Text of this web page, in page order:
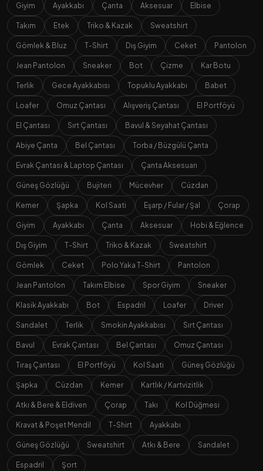
Giyim Ayakkabı Çanta Aksesuar Elbise
Takım Etek Triko & Kazak Sweatshirt
Gömlek & Bluz T-Shirt Dış Giyim Ceket Pantolon
Jean Pantolon Sneaker Bot Çizme Kar Botu
Terlik Gece Ayakkabısı Topuklu Ayakkabı Babet
Loafer Omuz Çantası Alışveriş Çantası El Portföyü
El Çantası Sırt Çantası Bavul & Seyahat Çantası
Abiye Çanta Bel Çantası Torba / Büzgülü Çanta
Evrak Çantası & Laptop Çantası Çanta Aksesuarı
Güneş Gözlüğü Bujiteri Mücevher Cüzdan
Kemer Şapka Kol Saati Eşarp / Fular / Şal Çorap
Giyim Ayakkabı Çanta Aksesuar Hobi & Eğlence
Dış Giyim T-Shirt Triko & Kazak Sweatshirt
Gömlek Ceket Polo Yaka T-Shirt Pantolon
Jean Pantolon Takım Elbise Spor Giyim Sneaker
Klasik Ayakkabı Bot Espadril Loafer Driver
Sandalet Terlik Smokin Ayakkabısı Sırt Çantası
Bavul Evrak Çantası Bel Çantası Omuz Çantası
Tıraş Çantası El Portföyü Kol Saati Güneş Gözlüğü
Şapka Cüzdan Kemer Kartlık / Kartvizitlik
Atkı & Bere & Eldiven Çorap Takı Kol Düğmesi
Kravat & Poşet Mendil T-Shirt Ayakkabı
Güneş Gözlüğü Sweatshirt Atkı & Bere Sandalet
Espadril Şort